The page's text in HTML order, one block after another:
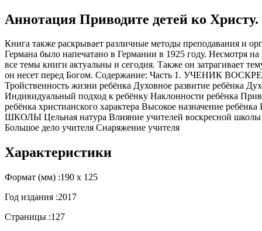
Аннотация Приводите детей ко
Книга также раскрывает различные методы преподавания и
Германа было напечатано в Германии в 1925 году. Несмотря
все темы книги актуальны и сегодня. Также он затрагивает
он несет перед Богом. Содержание: Часть 1. УЧЕНИК
Тройственность жизни ребёнка Духовное развитие ребёнка
Индивидуальный подход к ребёнку Наклонности ребёнка
ребёнка христианского характера Высокое назначение
ШКОЛЫ Цельная натура Влияние учителей воскресной школы
Большое дело учителя Снаряжение учителя
Характеристики
Формат (мм) :190 х 125
Год издания :2017
Страницы :127